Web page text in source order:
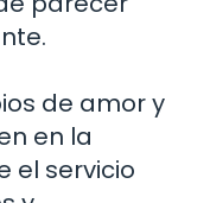
de amor y
en la
el servicio